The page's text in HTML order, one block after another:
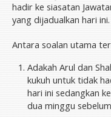
hadir ke siasatan
yang dijadualkan hari ini.
Antara soalan utama
Adakah Arul dan
kukuh untuk tidak
hari ini sedangkan
dua minggu